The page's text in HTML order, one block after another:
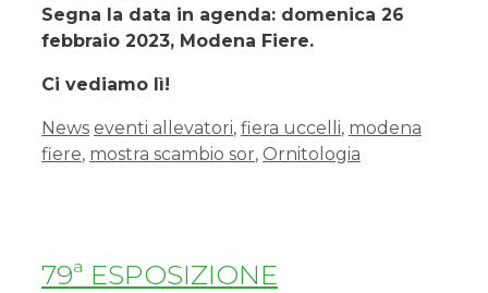
Segna la data in agenda: domenica 26
febbraio 2023, Modena Fiere.
Ci vediamo lì!
News eventi allevatori, fiera uccelli, modena
fiere, mostra scambio sor, Ornitologia
79ª ESPOSIZIONE